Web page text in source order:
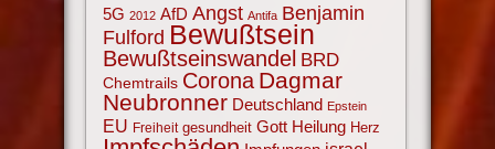
5G 2012 AfD Angst Antifa Benjamin
Fulford Bewußtsein
Bewußtseinswandel BRD
Chemtrails Corona Dagmar
Neubronner Deutschland Epstein
EU Freiheit gesundheit Gott Heilung Herz